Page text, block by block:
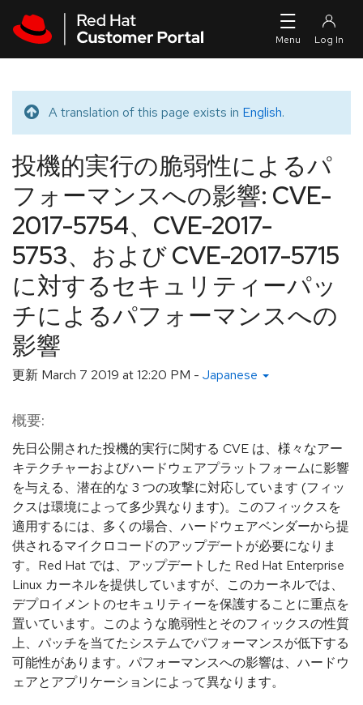
Translated message
A translation of this page exists in English.
投機的実行の脆弱性によるパ
フォーマンスへの影響: CVE-
2017-5754、CVE-2017-
5753、および CVE-2017-5715
に対するセキュリティーパッ
チによるパフォーマンスへの
影響
更新 March 7 2019 at 12:20 PM - Japanese
概要:
先日公開された投機的実行に関する CVE は、様々なアー
キテクチャーおよびハードウェアプラットフォームに影響
を与える、潜在的な 3 つの攻撃に対応しています (フィッ
クスは環境によって多少異なります)。このフィックスを
適用するには、多くの場合、ハードウェアベンダーから提
供されるマイクロコードのアップデートが必要になりま
す。Red Hat では、アップデートした Red Hat Enterprise
Linux カーネルを提供していますが、このカーネルでは、
デプロイメントのセキュリティーを保護することに重点を
置いています。このような脆弱性とそのフィックスの性質
上、パッチを当てたシステムでパフォーマンスが低下する
可能性があります。パフォーマンスへの影響は、ハードウ
ェアとアプリケーションによって異なります。